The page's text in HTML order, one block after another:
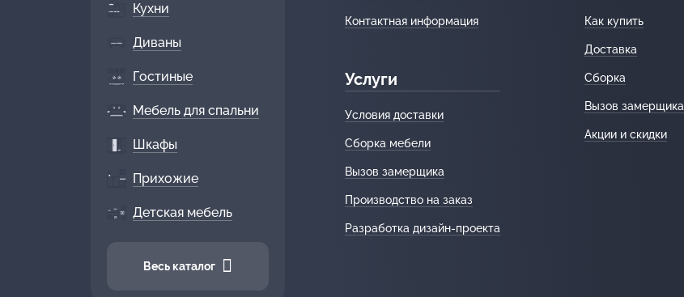
Кухни
Диваны
Гостиные
Мебель для спальни
Шкафы
Прихожие
Детская мебель
Весь каталог
Контактная информация
Услуги
Условия доставки
Сборка мебели
Вызов замерщика
Производство на заказ
Разработка дизайн-проекта
Как купить
Доставка
Сборка
Вызов замерщика
Акции и скидки